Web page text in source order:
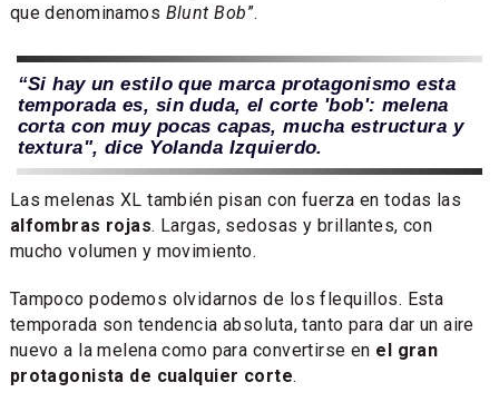
que denominamos Blunt Bob”.
“Si hay un estilo que marca protagonismo esta
temporada es, sin duda, el corte 'bob': melena
corta con muy pocas capas, mucha estructura y
textura", dice Yolanda Izquierdo.
Las melenas XL también pisan con fuerza en todas las
alfombras rojas. Largas, sedosas y brillantes, con
mucho volumen y movimiento.
Tampoco podemos olvidarnos de los flequillos. Esta
temporada son tendencia absoluta, tanto para dar un aire
nuevo a la melena como para convertirse en el gran
protagonista de cualquier corte.